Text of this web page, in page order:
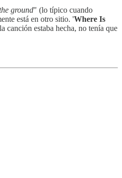
ground" (lo típico cuando
está en otro sitio. 'Where Is
canción estaba hecha, no tenía que